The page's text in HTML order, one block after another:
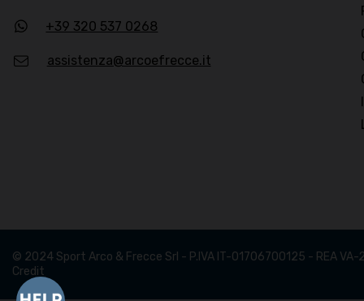
+39 320 537 0268
assistenza@arcoefrecce.it
© 2024 Sport Arco & Frecce Srl - P.IVA IT-01706700125 - REA VA-
Credit